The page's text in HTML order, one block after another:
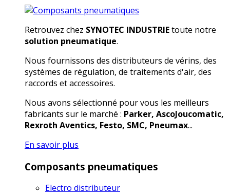
Retrouvez chez SYNOTEC INDUSTRIEtoute notre
solution pneumatique.
Nous fournissons des distributeurs de vérins, des
systèmes de régulation, de traitements d'air, des
raccords et accessoires.
Nous avons sélectionné pour vous les meilleurs
fabricants sur le marché : Parker, AscoJoucomatic,
Rexroth Aventics, Festo, SMC, Pneumax...
En savoir plus
Composants pneumatiques
Electro distributeur